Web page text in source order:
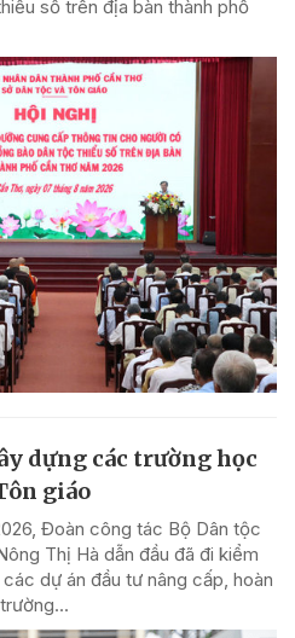
số trên địa bàn thành phố
dựng các trường học
giáo
Đoàn công tác Bộ Dân tộc
Thị Hà dẫn đầu đã đi kiểm
dự án đầu tư nâng cấp, hoàn